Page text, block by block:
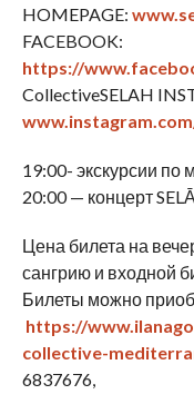
HOMEPAGE:
FACEBOOK:
https://
CollectiveSELAH
19:00- экскурсии по
20:00 — концерт
Цена билета на
сангрию и входной
Билеты можно
https://
collective-
6837676,